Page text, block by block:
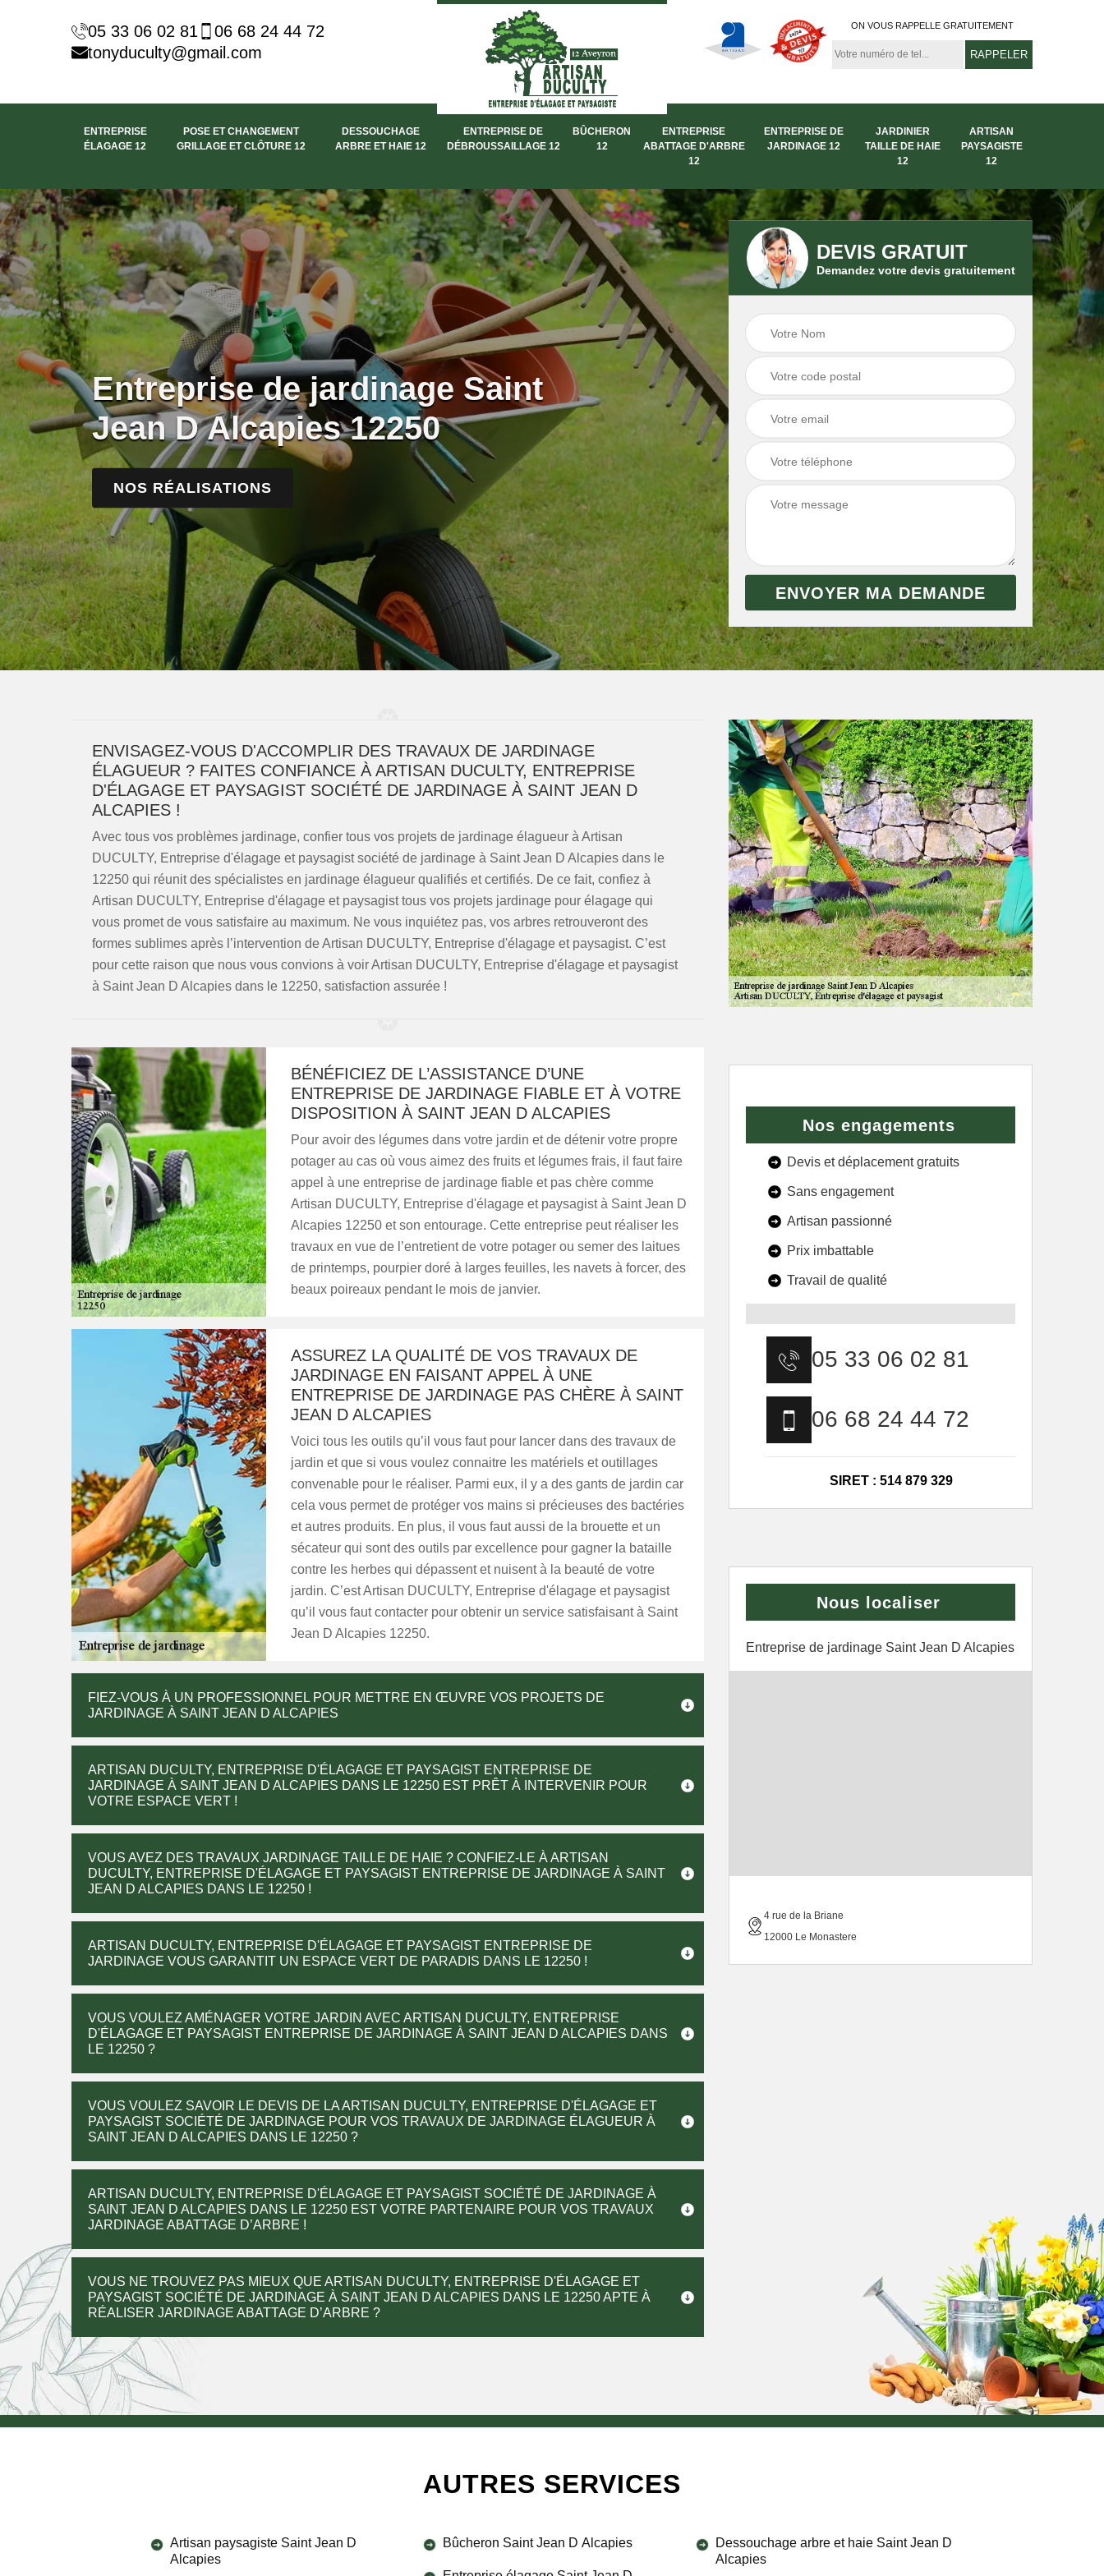
05 33 06 02 81
06 68 24 44 72
tonyduculty@gmail.com
ON VOUS RAPPELLE GRATUITEMENT
ENTREPRISE
ÉLAGAGE 12
POSE ET CHANGEMENT
GRILLAGE ET CLÔTURE 12
DESSOUCHAGE
ARBRE ET HAIE 12
ENTREPRISE DE
DÉBROUSSAILLAGE 12
BÛCHERON
12
ENTREPRISE
ABATTAGE D'ARBRE
12
ENTREPRISE DE
JARDINAGE 12
JARDINIER
TAILLE DE HAIE
12
ARTISAN
PAYSAGISTE
12
Entreprise de jardinage Saint
Jean D Alcapies 12250
NOS RÉALISATIONS
DEVIS GRATUIT
Demandez votre devis gratuitement
ENVISAGEZ-VOUS D'ACCOMPLIR DES TRAVAUX DE JARDINAGE
ÉLAGUEUR ? FAITES CONFIANCE À ARTISAN DUCULTY, ENTREPRISE
D'ÉLAGAGE ET PAYSAGIST SOCIÉTÉ DE JARDINAGE À SAINT JEAN D
ALCAPIES !
Avec tous vos problèmes jardinage, confier tous vos projets de jardinage élagueur à Artisan
DUCULTY, Entreprise d'élagage et paysagist société de jardinage à Saint Jean D Alcapies dans le
12250 qui réunit des spécialistes en jardinage élagueur qualifiés et certifiés. De ce fait, confiez à
Artisan DUCULTY, Entreprise d'élagage et paysagist tous vos projets jardinage pour élagage qui
vous promet de vous satisfaire au maximum. Ne vous inquiétez pas, vos arbres retrouveront des
formes sublimes après l’intervention de Artisan DUCULTY, Entreprise d'élagage et paysagist. C’est
pour cette raison que nous vous convions à voir Artisan DUCULTY, Entreprise d'élagage et paysagist
à Saint Jean D Alcapies dans le 12250, satisfaction assurée !
BÉNÉFICIEZ DE L’ASSISTANCE D’UNE
ENTREPRISE DE JARDINAGE FIABLE ET À VOTRE
DISPOSITION À SAINT JEAN D ALCAPIES
Pour avoir des légumes dans votre jardin et de détenir votre propre
potager au cas où vous aimez des fruits et légumes frais, il faut faire
appel à une entreprise de jardinage fiable et pas chère comme
Artisan DUCULTY, Entreprise d'élagage et paysagist à Saint Jean D
Alcapies 12250 et son entourage. Cette entreprise peut réaliser les
travaux en vue de l’entretient de votre potager ou semer des laitues
de printemps, pourpier doré à larges feuilles, les navets à forcer, des
beaux poireaux pendant le mois de janvier.
ASSUREZ LA QUALITÉ DE VOS TRAVAUX DE
JARDINAGE EN FAISANT APPEL À UNE
ENTREPRISE DE JARDINAGE PAS CHÈRE À SAINT
JEAN D ALCAPIES
Voici tous les outils qu’il vous faut pour lancer dans des travaux de
jardin et que si vous voulez connaitre les matériels et outillages
convenable pour le réaliser. Parmi eux, il y a des gants de jardin car
cela vous permet de protéger vos mains si précieuses des bactéries
et autres produits. En plus, il vous faut aussi de la brouette et un
sécateur qui sont des outils par excellence pour gagner la bataille
contre les herbes qui dépassent et nuisent à la beauté de votre
jardin. C’est Artisan DUCULTY, Entreprise d'élagage et paysagist
qu’il vous faut contacter pour obtenir un service satisfaisant à Saint
Jean D Alcapies 12250.
FIEZ-VOUS À UN PROFESSIONNEL POUR METTRE EN ŒUVRE VOS PROJETS DE
JARDINAGE À SAINT JEAN D ALCAPIES
ARTISAN DUCULTY, ENTREPRISE D'ÉLAGAGE ET PAYSAGIST ENTREPRISE DE
JARDINAGE À SAINT JEAN D ALCAPIES DANS LE 12250 EST PRÊT À INTERVENIR POUR
VOTRE ESPACE VERT !
VOUS AVEZ DES TRAVAUX JARDINAGE TAILLE DE HAIE ? CONFIEZ-LE À ARTISAN
DUCULTY, ENTREPRISE D'ÉLAGAGE ET PAYSAGIST ENTREPRISE DE JARDINAGE À SAINT
JEAN D ALCAPIES DANS LE 12250 !
ARTISAN DUCULTY, ENTREPRISE D'ÉLAGAGE ET PAYSAGIST ENTREPRISE DE
JARDINAGE VOUS GARANTIT UN ESPACE VERT DE PARADIS DANS LE 12250 !
VOUS VOULEZ AMÉNAGER VOTRE JARDIN AVEC ARTISAN DUCULTY, ENTREPRISE
D'ÉLAGAGE ET PAYSAGIST ENTREPRISE DE JARDINAGE À SAINT JEAN D ALCAPIES DANS
LE 12250 ?
VOUS VOULEZ SAVOIR LE DEVIS DE LA ARTISAN DUCULTY, ENTREPRISE D'ÉLAGAGE ET
PAYSAGIST SOCIÉTÉ DE JARDINAGE POUR VOS TRAVAUX DE JARDINAGE ÉLAGUEUR À
SAINT JEAN D ALCAPIES DANS LE 12250 ?
ARTISAN DUCULTY, ENTREPRISE D'ÉLAGAGE ET PAYSAGIST SOCIÉTÉ DE JARDINAGE À
SAINT JEAN D ALCAPIES DANS LE 12250 EST VOTRE PARTENAIRE POUR VOS TRAVAUX
JARDINAGE ABATTAGE D’ARBRE !
VOUS NE TROUVEZ PAS MIEUX QUE ARTISAN DUCULTY, ENTREPRISE D'ÉLAGAGE ET
PAYSAGIST SOCIÉTÉ DE JARDINAGE À SAINT JEAN D ALCAPIES DANS LE 12250 APTE À
RÉALISER JARDINAGE ABATTAGE D’ARBRE ?
Nos engagements
Devis et déplacement gratuits
Sans engagement
Artisan passionné
Prix imbattable
Travail de qualité
05 33 06 02 81
06 68 24 44 72
SIRET : 514 879 329
Nous localiser
Entreprise de jardinage Saint Jean D Alcapies
4 rue de la Briane
12000 Le Monastere
AUTRES SERVICES
Artisan paysagiste Saint Jean D
Alcapies
Bûcheron Saint Jean D Alcapies
Dessouchage arbre et haie Saint Jean D
Alcapies